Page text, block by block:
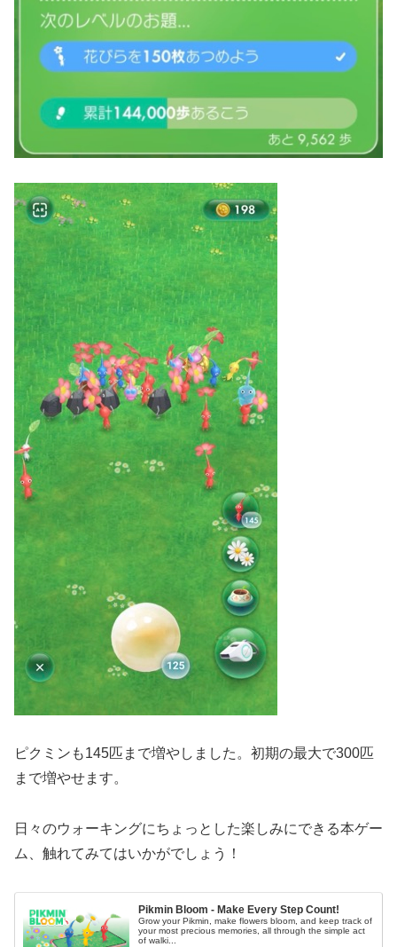
ピクミンも145匹まで増やしました。初期の最大で300匹
まで増やせます。
日々のウォーキングにちょっとした楽しみにできる本ゲー
ム、触れてみてはいかがでしょう！
Pikmin Bloom - Make Every Step Count!
Grow your Pikmin, make flowers bloom, and keep track of
your most precious memories, all through the simple act
of walki...